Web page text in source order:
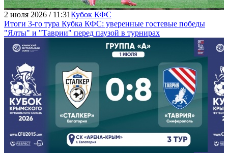
2 июля 2026 / 11:31Кубок КФС
Итоги 3-го тура Кубка КФС: уверенные гостевые победы
"Ялты" и "Таврии" перед паузой в турнирах